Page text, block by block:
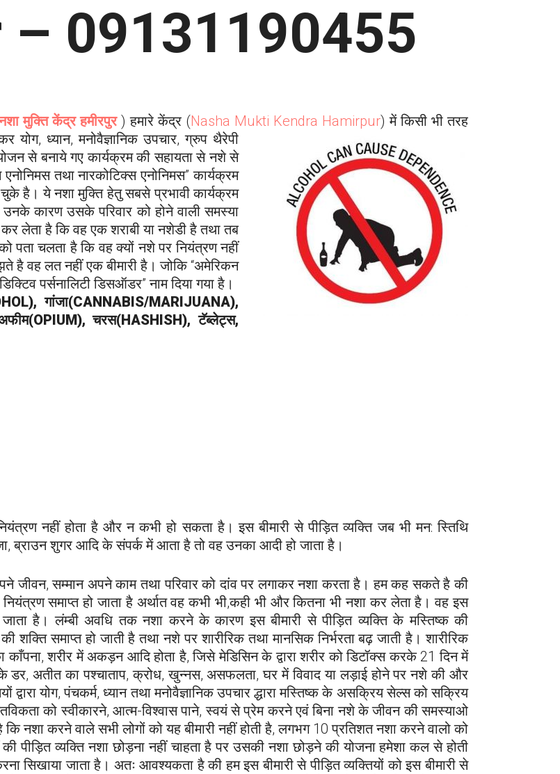
– 09131190455
मुक्ति केंद्र हमीरपुर ) हमारे केंद्र (Nasha Mukti Kendra Hamirpur) में किसी भी तरह
ध्यान, मनोवैज्ञानिकउपचार, ग्रुप थैरेपी
से बनाये गए कार्यक्रम की सहायता से नशे से
तथा नारकोटिक्स एनोनिमस” कार्यक्रम
है। ये नशा मुक्ति हेतु सबसे प्रभावी कार्यक्रम
कारण उसके परिवार को होने वाली समस्या
लेता है कि वह एक शराबी या नशेडी है तथा तब
पता चलता है कि वह क्यों नशे पर नियंत्रण नहीं
है वह लत नहीं एक बीमारी है। जोकि “अमेरिकन
पर्सनालिटी डिसऑडर” नाम दिया गया है।
गांजा(CANNABIS/MARIJUANA),
चरस(HASHISH), टॅब्लेट्स,
नहीं होता है और न कभी हो सकता है। इस बीमारी से पीड़ित व्यक्ति जब भी मन: स्तिथि
ब्राउन शुगर आदि के संपर्क में आता है तो वह उनका आदी हो जाता है।
जीवन, सम्मान अपने काम तथा परिवार को दांव पर लगाकर नशा करता है। हम कह सकते है की
समाप्त हो जाता है अर्थात वह कभी भी,कही भी और कितना भी नशा कर लेता है। वह इस
जाता है। लंम्बी अवधि तक नशा करने के कारण इस बीमारी से पीड़ित व्यक्ति के मस्तिष्क की
समाप्त हो जाती है तथा नशे पर शारीरिक तथा मानसिक निर्भरता बढ़ जाती है। शारीरिक
का काँपना, शरीर में अकड़न आदि होता है, जिसे मेडिसिन के द्वारा शरीर को डिटॉक्स करके 21 दिन में
के डर, अतीत का पश्चाताप, क्रोध, खुन्नस, असफलता, घर में विवाद या लड़ाई होने पर नशे की और
योग, पंचकर्म, ध्यान तथा मनोवैज्ञानिक उपचार द्धारा मस्तिष्क के असक्रिय सेल्स को सक्रिय
को स्वीकारने, आत्म-विश्वास पाने, स्वयं से प्रेम करने एवं बिना नशे के जीवन की समस्याओ
नशा करने वाले सभी लोगों को यह बीमारी नहीं होती है, लगभग 10 प्रतिशत नशा करने वालो को
पीड़ित व्यक्ति नशा छोड़ना नहीं चाहता है पर उसकी नशा छोड़ने की योजना हमेशा कल से होती
जाता है। अतः आवश्यकता है की हम इस बीमारी से पीड़ित व्यक्तियों को इस बीमारी से